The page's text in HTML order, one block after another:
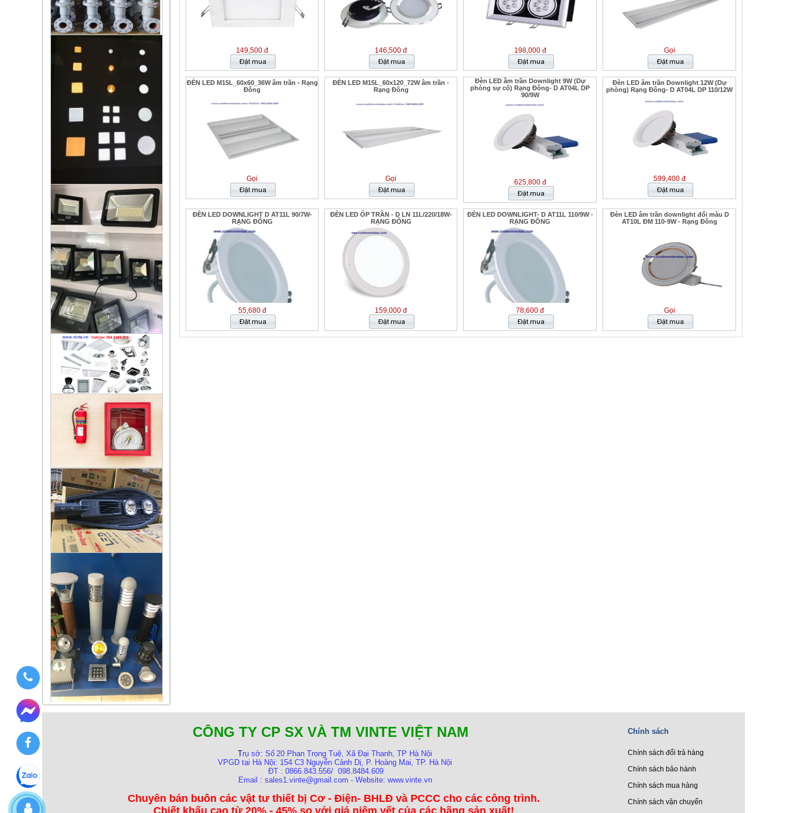
149,500 đ 146,500 đ 198,000 đ Gọi
ĐÈN LED M15L_60x60_36W âm trần - Rạng
Đông
Gọi
ĐÈN LED M15L_60x120_72W âm trần -
Rạng Đông
Gọi
Đèn LED âm trần Downlight 9W (Dự
phòng sự cố) Rạng Đông- D AT04L DP
90/9W
625,800 đ
Đèn LED âm trần Downlight 12W (Dự
phòng) Rạng Đông- D AT04L DP 110/12W
599,400 đ
ĐÈN LED DOWNLIGHT D AT11L 90/7W-
RẠNG ĐÔNG
55,680 đ
ĐÈN LED ỐP TRẦN - D LN 11L/220/18W-
RẠNG ĐÔNG
159,000 đ
ĐÈN LED DOWNLIGHT- D AT11L 110/9W -
RẠNG ĐÔNG
78,600 đ
Đèn LED âm trần downlight đổi màu D
AT10L ĐM 110-9W - Rạng Đông
Gọi
CÔNG TY CP SX VÀ TM VINTE VIỆT NAM
Trụ sở: Số 20 Phan Trọng Tuệ, Xã Đại Thanh, TP Hà Nội
VPGD tại Hà Nội: 154 C3 Nguyễn Cảnh Dị, P. Hoàng Mai, TP. Hà Nội
ĐT : 0866.843.556/ 098.8484.609
Email : sales1.vinte@gmail.com - Website: www.vinte.vn
Chuyên bán buôn các vật tư thiết bị Cơ - Điện- BHLĐ và PCCC cho các công trình.
Chính sách
Chính sách đổi trả hàng
Chính sách bảo hành
Chính sách mua hàng
Chính sách vận chuyển